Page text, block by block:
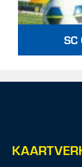
SC